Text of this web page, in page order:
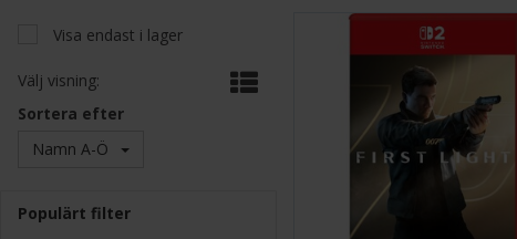
Visa endast i lager
Välj visning:
Sortera efter
Namn A-Ö
Populärt filter